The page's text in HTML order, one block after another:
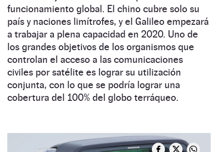
funcionamiento global. El chino cubre solo su
país y naciones limítrofes, y el Galileo empezará
a trabajar a plena capacidad en 2020. Uno de
los grandes objetivos de los organismos que
controlan el acceso a las comunicaciones
civiles por satélite es lograr su utilización
conjunta, con lo que se podría lograr una
cobertura del 100% del globo terráqueo.